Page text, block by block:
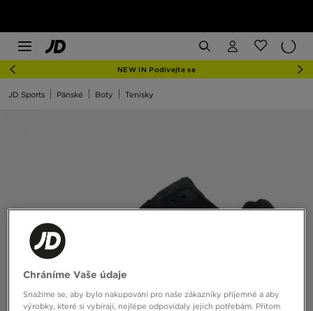
NEW IN Podívejte se
JD Sports Pánské Boty Tenisky
Chráníme Vaše údaje
Snažíme se, aby bylo nakupování pro naše zákazníky příjemné a aby
výrobky, které si vybírají, nejlépe odpovídaly jejich potřebám. Přitom